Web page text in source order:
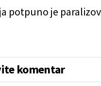
potpuno je
komentar